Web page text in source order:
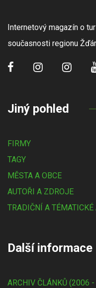
Internetový magazín o
současnosti regionu
Jiný pohled
FIRMY
TAGY
MĚSTA A OBCE
AUTOŘI A ZDROJE
TRADIČNÍ A TÉMATICKÉ
Další informace
ARCHIV ČLÁNKŮ (2006